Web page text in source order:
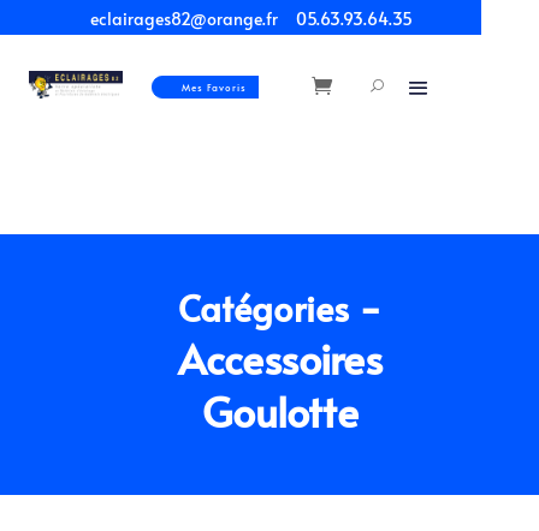
eclairages82@orange.fr 05.63.93.64.35
Mes Favoris
Catégories -
Accessoires
Goulotte